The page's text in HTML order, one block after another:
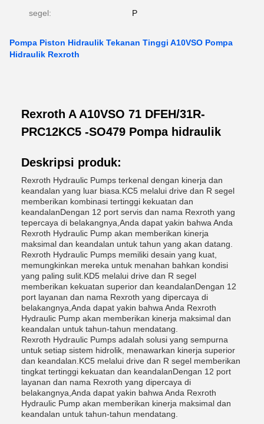
segel: P
Pompa Piston Hidraulik Tekanan Tinggi A10VSO Pompa
Hidraulik Rexroth
Rexroth A A10VSO 71 DFEH/31R-
PRC12KC5 -SO479 Pompa hidraulik
Deskripsi produk:
Rexroth Hydraulic Pumps terkenal dengan kinerja dan
keandalan yang luar biasa.KC5 melalui drive dan R segel
memberikan kombinasi tertinggi kekuatan dan
keandalanDengan 12 port servis dan nama Rexroth yang
tepercaya di belakangnya,Anda dapat yakin bahwa Anda
Rexroth Hydraulic Pump akan memberikan kinerja
maksimal dan keandalan untuk tahun yang akan datang.
Rexroth Hydraulic Pumps memiliki desain yang kuat,
memungkinkan mereka untuk menahan bahkan kondisi
yang paling sulit.KD5 melalui drive dan R segel
memberikan kekuatan superior dan keandalanDengan 12
port layanan dan nama Rexroth yang dipercaya di
belakangnya,Anda dapat yakin bahwa Anda Rexroth
Hydraulic Pump akan memberikan kinerja maksimal dan
keandalan untuk tahun-tahun mendatang.
Rexroth Hydraulic Pumps adalah solusi yang sempurna
untuk setiap sistem hidrolik, menawarkan kinerja superior
dan keandalan.KC5 melalui drive dan R segel memberikan
tingkat tertinggi kekuatan dan keandalanDengan 12 port
layanan dan nama Rexroth yang dipercaya di
belakangnya,Anda dapat yakin bahwa Anda Rexroth
Hydraulic Pump akan memberikan kinerja maksimal dan
keandalan untuk tahun-tahun mendatang.